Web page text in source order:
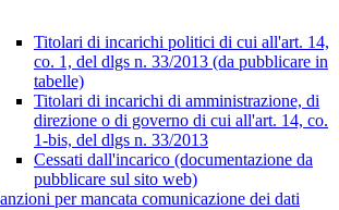
Titolari di incarichi politici di cui all'art. 14,
co. 1, del dlgs n. 33/2013 (da pubblicare in
tabelle)
Titolari di incarichi di amministrazione, di
direzione o di governo di cui all'art. 14, co.
1-bis, del dlgs n. 33/2013
Cessati dall'incarico (documentazione da
pubblicare sul sito web)
per mancata comunicazione dei dati